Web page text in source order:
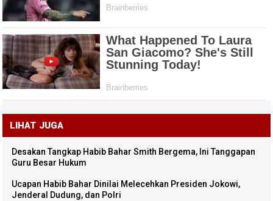
LIHAT JUGA
Desakan Tangkap Habib Bahar Smith Bergema, Ini Tanggapan
Guru Besar Hukum
Ucapan Habib Bahar Dinilai Melecehkan Presiden Jokowi,
Jenderal Dudung, dan Polri